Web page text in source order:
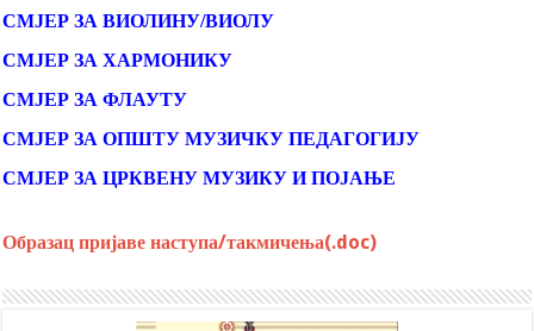
СМЈЕР ЗА ВИОЛИНУ/ВИОЛУ
СМЈЕР ЗА ХАРМОНИКУ
СМЈЕР ЗА ФЛАУТУ
СМЈЕР ЗА ОПШТУ МУЗИЧКУ ПЕДАГОГИЈУ
СМЈЕР ЗА ЦРКВЕНУ МУЗИКУ И ПОЈАЊЕ
Образац пријаве наступа/такмичења(.doc)